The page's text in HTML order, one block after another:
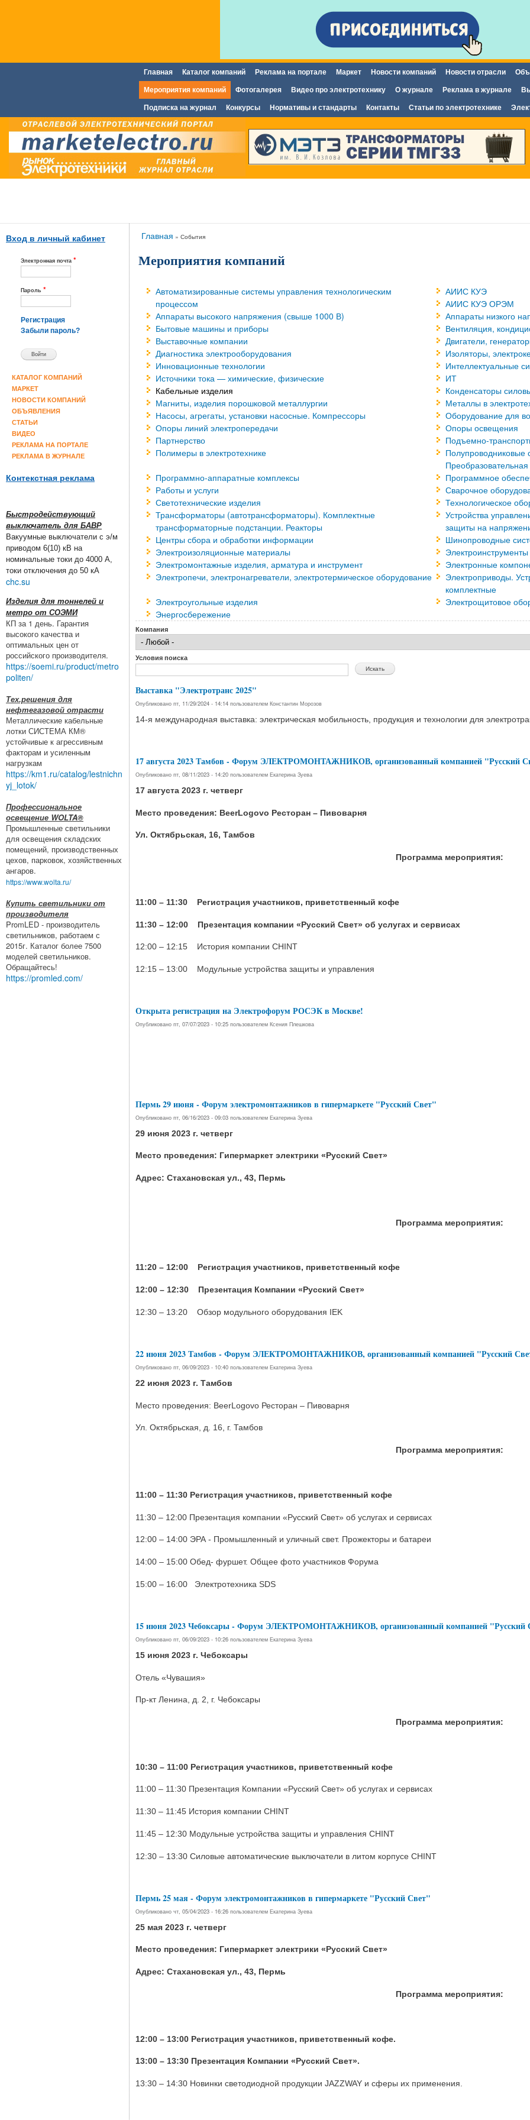
содержанию
Главное меню
Главная Каталог компаний Реклама на портале Маркет Новости компаний Новости отрасли
Мероприятия компаний Фотогалерея Видео про электротехнику О журнале Реклама в журнале
Подписка на журнал Конкурсы Нормативы и стандарты Контакты Статьи по электротехнике
Вход в личный кабинет
Электронная почта *
Пароль *
Регистрация
Забыли пароль?
КАТАЛОГ КОМПАНИЙ
МАРКЕТ
НОВОСТИ КОМПАНИЙ
ОБЪЯВЛЕНИЯ
СТАТЬИ
ВИДЕО
РЕКЛАМА НА ПОРТАЛЕ
РЕКЛАМА В ЖУРНАЛЕ
Контекстная реклама
Быстродействующий
выключатель для БАВР
Вакуумные выключатели с э/м
приводом 6(10) кВ на
номинальные токи до 4000 А,
токи отключения до 50 кА
chc.su
Изделия для тоннелей и
метро от СОЭМИ
КП за 1 день. Гарантия
высокого качества и
оптимальных цен от
российского производителя.
https://soemi.ru/product/metro
politen/
Тех.решения для
нефтегазовой отрасти
Металлические кабельные
лотки СИСТЕМА КМ®
устойчивые к агрессивным
факторам и усиленным
нагрузкам
https://km1.ru/catalog/lestnichn
yj_lotok/
Профессиональное
освещение WOLTA®
Промышленные светильники
для освещения складских
помещений, производственных
цехов, парковок, хозяйственных
ангаров.
https://www.wolta.ru/
Купить светильники от
производителя
PromLED - производитель
светильников, работаем с
2015г. Каталог более 7500
моделей светильников.
Обращайтесь!
https://promled.com/
Вы здесь
Главная » События
Мероприятия компаний
Автоматизированные системы управления технологическим
процессом
АИИС КУЭ
АИИС КУЭ ОРЭМ
Аппараты высокого напряжения (свыше 1000 В)
Аппараты низкого
Бытовые машины и приборы
Вентиляция,
Выставочные компании
Двигатели,
Диагностика электрооборудования
Изоляторы,
Инновационные технологии
Интеллектуальные
Источники тока — химические, физические
ИТ
Кабельные изделия
Конденсаторы
Магниты, изделия порошковой металлургии
Металлы в
Насосы, агрегаты, установки насосные. Компрессоры
Оборудование для
Опоры линий электропередачи
Опоры освещения
Партнерство
Подъемно-
Полимеры в электротехнике
Преобразовательная
Программно-аппаратные комплексы
Программное
Работы и услуги
Сварочное
Светотехнические изделия
Технологическое
Трансформаторы (автотрансформаторы). Комплектные
трансформаторные подстанции. Реакторы
Устройства
защиты на
Центры сбора и обработки информации
Шинопроводные
Электроизоляционные материалы
Электромонтажные изделия, арматура и инструмент
Электронные
Электропечи, электронагреватели, электротермическое оборудование
Электроприводы.
комплектные
Электроугольные изделия
Электрощитовое
Энергосбережение
Компания
Условия поиска
Выставка "Электротранс 2025"
Опубликовано пт, 11/29/2024 - 14:14 пользователем Константин Морозов
14-я международная выставка: электрическая мобильность, продукция и технологии для
17 августа 2023 Тамбов - Форум ЭЛЕКТРОМОНТАЖНИКОВ, организованный компанией "Русский
Опубликовано пт, 08/11/2023 - 14:20 пользователем Екатерина Зуева
17 августа 2023 г. четверг
Место проведения: BeerLogovo Ресторан – Пивоварня
Ул. Октябрьская, 16, Тамбов
Программа мероприятия:
11:00 – 11:30 Регистрация участников, приветственный кофе
11:30 – 12:00 Презентация компании «Русский Свет» об услугах и сервисах
12:00 – 12:15 История компании CHINT
12:15 – 13:00 Модульные устройства защиты и управления
Открыта регистрация на Электрофорум РОСЭК в Москве!
Опубликовано пт, 07/07/2023 - 10:25 пользователем Ксения Плешкова
Пермь 29 июня - Форум электромонтажников в гипермаркете "Русский Свет"
Опубликовано пт, 06/16/2023 - 09:03 пользователем Екатерина Зуева
29 июня 2023 г. четверг
Место проведения: Гипермаркет электрики «Русский Свет»
Адрес: Стахановская ул., 43, Пермь
Программа мероприятия:
11:20 – 12:00 Регистрация участников, приветственный кофе
12:00 – 12:30 Презентация Компании «Русский Свет»
12:30 – 13:20 Обзор модульного оборудования IEK
22 июня 2023 Тамбов - Форум ЭЛЕКТРОМОНТАЖНИКОВ, организованный компанией "Русский
Опубликовано пт, 06/09/2023 - 10:40 пользователем Екатерина Зуева
22 июня 2023 г. Тамбов
Место проведения: BeerLogovo Ресторан – Пивоварня
Ул. Октябрьская, д. 16, г. Тамбов
Программа мероприятия:
11:00 – 11:30 Регистрация участников, приветственный кофе
11:30 – 12:00 Презентация компании «Русский Свет» об услугах и сервисах
12:00 – 14:00 ЭРА - Промышленный и уличный свет. Прожекторы и батареи
14:00 – 15:00 Обед- фуршет. Общее фото участников Форума
15:00 – 16:00 Электротехника SDS
15 июня 2023 Чебоксары - Форум ЭЛЕКТРОМОНТАЖНИКОВ, организованный компанией "Русский
Опубликовано пт, 06/09/2023 - 10:26 пользователем Екатерина Зуева
15 июня 2023 г. Чебоксары
Отель «Чувашия»
Пр-кт Ленина, д. 2, г. Чебоксары
Программа мероприятия:
10:30 – 11:00 Регистрация участников, приветственный кофе
11:00 – 11:30 Презентация Компании «Русский Свет» об услугах и сервисах
11:30 – 11:45 История компании CHINT
11:45 – 12:30 Модульные устройства защиты и управления CHINT
12:30 – 13:30 Силовые автоматические выключатели в литом корпусе CHINT
Пермь 25 мая - Форум электромонтажников в гипермаркете "Русский Свет"
Опубликовано чт, 05/04/2023 - 16:26 пользователем Екатерина Зуева
25 мая 2023 г. четверг
Место проведения: Гипермаркет электрики «Русский Свет»
Адрес: Стахановская ул., 43, Пермь
Программа мероприятия:
12:00 – 13:00 Регистрация участников, приветственный кофе.
13:00 – 13:30 Презентация Компании «Русский Свет».
13:30 – 14:30 Новинки светодиодной продукции JAZZWAY и сферы их применения.